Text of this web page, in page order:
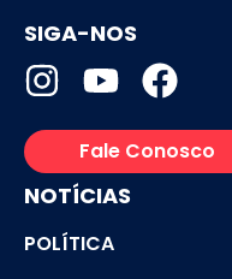
SIGA-NOS
Fale Conosco
NOTÍCIAS
POLÍTICA